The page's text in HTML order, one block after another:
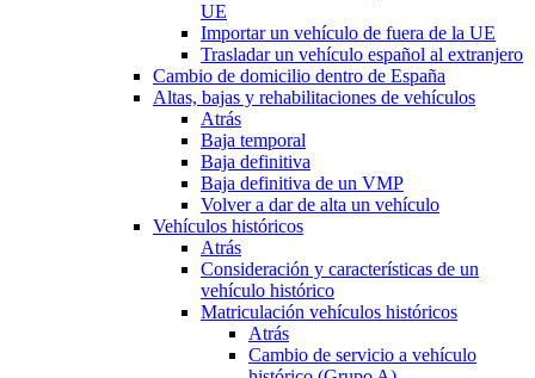
UE
Importar un vehículo de fuera de la UE
Trasladar un vehículo español al extranjero
Cambio de domicilio dentro de España
Altas, bajas y rehabilitaciones de vehículos
Atrás
Baja temporal
Baja definitiva
Baja definitiva de un VMP
Volver a dar de alta un vehículo
Vehículos históricos
Atrás
Consideración y características de un
vehículo histórico
Matriculación vehículos históricos
Atrás
Cambio de servicio a vehículo